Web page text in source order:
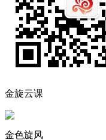
金旋云课
金色旋风